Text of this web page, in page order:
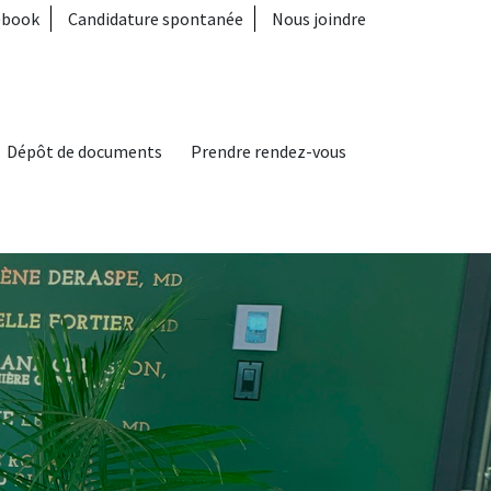
menu
Candidature spontanée Nous joindre
Dépôt de documents Prendre rendez-vous